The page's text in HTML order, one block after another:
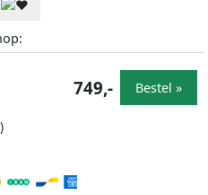
749,- Bestel »